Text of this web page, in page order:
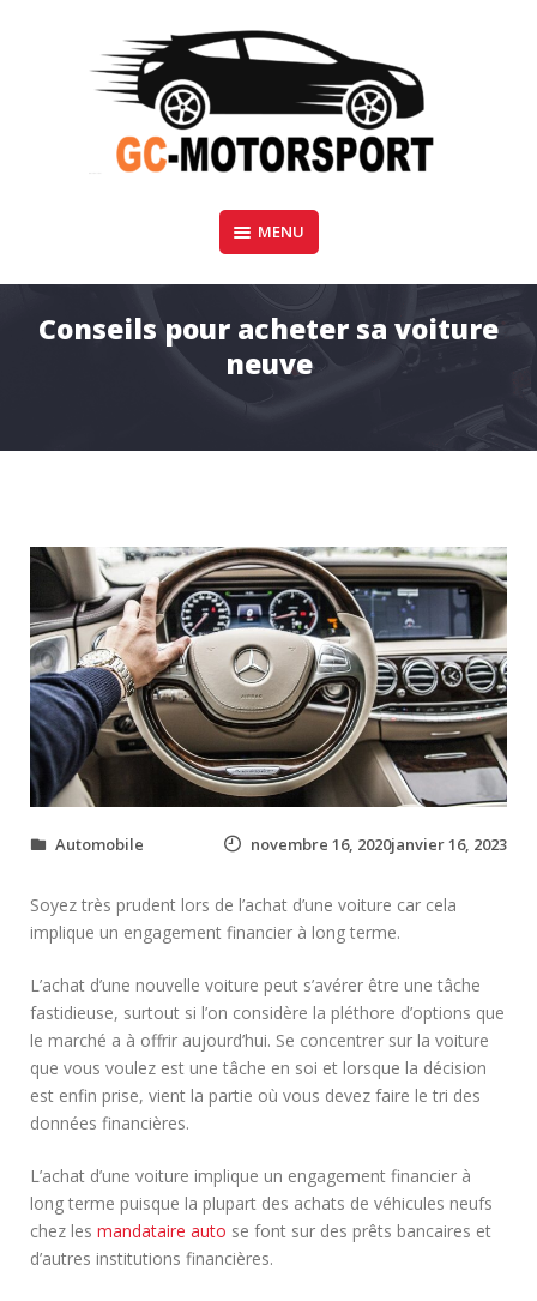
BLOG AUTOMOBILE
MENU
Conseils pour acheter sa voiture
neuve
Automobile novembre 16, 2020janvier 16, 2023
Soyez très prudent lors de l’achat d’une voiture car cela
implique un engagement financier à long terme.
L’achat d’une nouvelle voiture peut s’avérer être une tâche
fastidieuse, surtout si l’on considère la pléthore d’options que
le marché a à offrir aujourd’hui. Se concentrer sur la voiture
que vous voulez est une tâche en soi et lorsque la décision
est enfin prise, vient la partie où vous devez faire le tri des
données financières.
L’achat d’une voiture implique un engagement financier à
long terme puisque la plupart des achats de véhicules neufs
chez les mandataire auto se font sur des prêts bancaires et
d’autres institutions financières.